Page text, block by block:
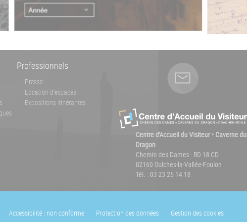
Professionnels
Presse
Location d'espaces
Expositions itinérantes
Centre d'Accueil du Visiteur • Caverne du
Dragon
Chemin des Dames - RD 18 CD
02160 Oulches-la-Vallée-Foulon
Tél. : 03 23 25 14 18
Accessibilité : non conforme Protection des données Gestion des cookies